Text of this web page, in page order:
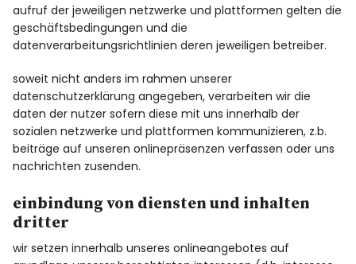
aufruf der jeweiligen netzwerke und plattformen gelten die
geschäftsbedingungen und die
datenverarbeitungsrichtlinien deren jeweiligen betreiber.
soweit nicht anders im rahmen unserer
datenschutzerklärung angegeben, verarbeiten wir die
daten der nutzer sofern diese mit uns innerhalb der
sozialen netzwerke und plattformen kommunizieren, z.b.
beiträge auf unseren onlinepräsenzen verfassen oder uns
nachrichten zusenden.
einbindung von diensten und inhalten
dritter
wir setzen innerhalb unseres onlineangebotes auf